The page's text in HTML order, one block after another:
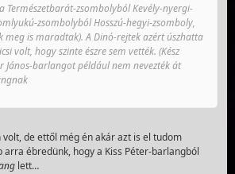
Természetbarát-zsombolyból Kevély-nyergi-
zsombolyból Hosszú-hegyi-zsomboly,
meg is maradtak). A Dinó-rejtek azért úszhatta
volt, hogy szinte észre sem vették. (Kész
János-barlangot például nem nevezték át
de ettől még én akár azt is el tudom
arra ébredünk, hogy a Kiss Péter-barlangból
lett…